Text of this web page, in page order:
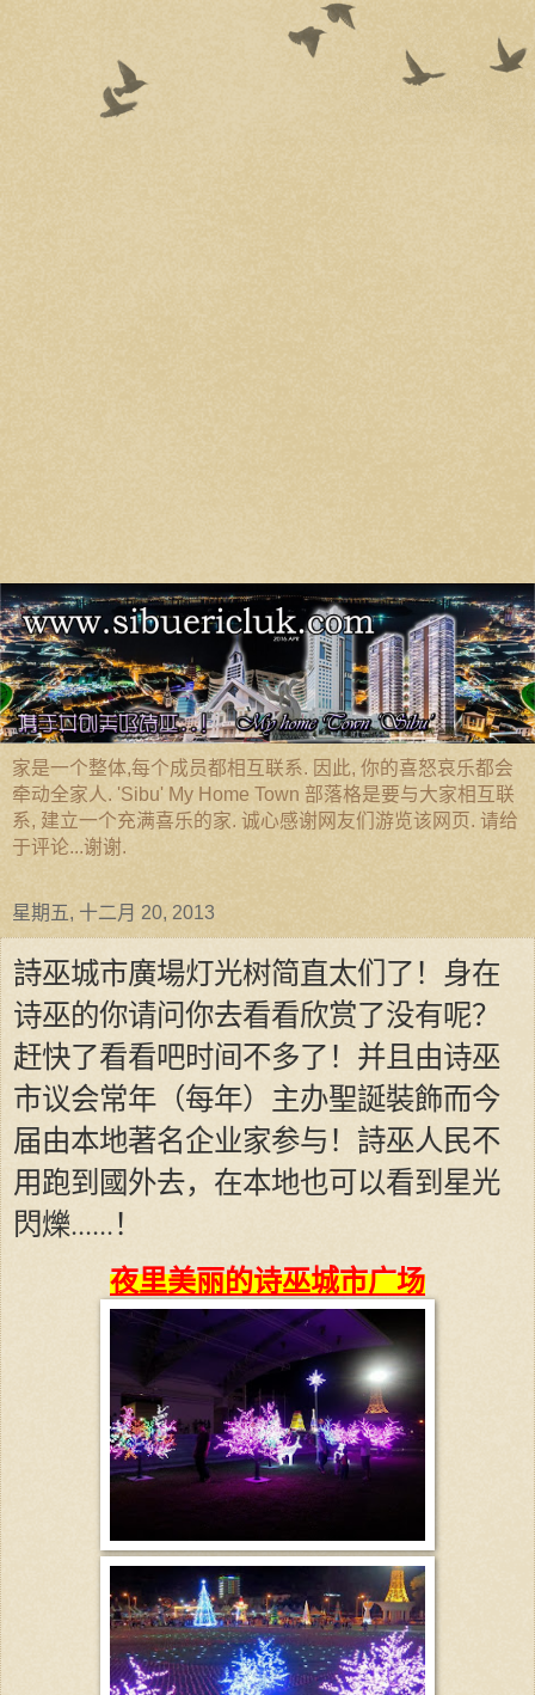
家是一个整体,每个成员都相互联系. 因此, 你的喜怒哀乐都会
牵动全家人. 'Sibu' My Home Town 部落格是要与大家相互联
系, 建立一个充满喜乐的家. 诚心感谢网友们游览该网页. 请给
于评论...谢谢.
星期五, 十二月 20, 2013
詩巫城市廣場灯光树简直太们了！身在
诗巫的你请问你去看看欣赏了没有呢？
赶快了看看吧时间不多了！并且由诗巫
市议会常年（每年）主办聖誕裝飾而今
届由本地著名企业家参与！詩巫人民不
用跑到國外去，在本地也可以看到星光
閃爍......！
夜里美丽的诗巫城市广场